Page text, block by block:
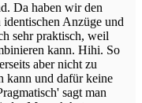
Da haben wir den
Anzüge und
sehr praktisch, weil
kann. Hihi. So
aber nicht zu
kann und dafür keine
sagt man